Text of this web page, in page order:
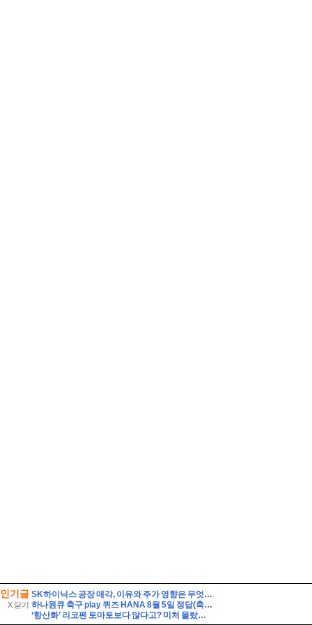
인기글
X 닫기
SK하이닉스 공장 매각, 이유와 주가 영향은 무엇일까? 투자자가 먼저 볼 기준
하나원큐 축구 play 퀴즈 HANA 8월 5일 정답(축구 경기장에서 감독, 코칭스태프와 교체 선수들이 앉아 있는 공간을 무엇이라고 할까요?)
‘항산화’ 리코펜 토마토보다 많다고? 미처 몰랐던 수박의 건강 효능